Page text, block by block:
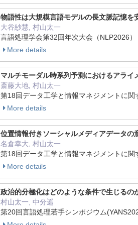
物語性は大規模言語モデルの長文脈記憶を
大谷紗慧, 村山太一
言語処理学会第32回年次大会（NLP2026
More details
マルチモーダル時系列予測におけるアライ
斎藤大地, 村山太一
第18回データ工学と情報マネジメントに
More details
位置情報付きソーシャルメディアデータ
名倉幸大, 村山太一
第18回データ工学と情報マネジメントに
More details
政治的分極化はどのような条件で生じる
村山太一, 中分遥
第20回言語処理若手シンポジウム